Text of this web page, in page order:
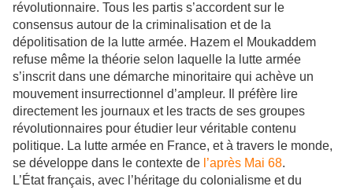
révolutionnaire. Tous les partis s’accordent sur le
consensus autour de la criminalisation et de la
dépolitisation de la lutte armée. Hazem el Moukaddem
refuse même la théorie selon laquelle la lutte armée
s’inscrit dans une démarche minoritaire qui achève un
mouvement insurrectionnel d’ampleur. Il préfère lire
directement les journaux et les tracts de ses groupes
révolutionnaires pour étudier leur véritable contenu
politique. La lutte armée en France, et à travers le monde,
se développe dans le contexte de l’après Mai 68.
L’État français, avec l’héritage du colonialisme et du